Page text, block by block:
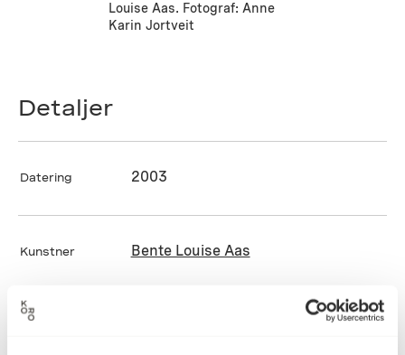
Louise Aas. Fotograf: Anne
Karin Jortveit
Detaljer
Datering 2003
Kunstner Bente Louise Aas